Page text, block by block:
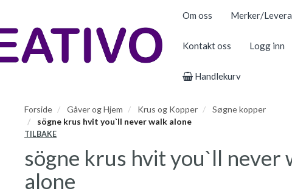
Om oss Merker/
Kontakt oss Logg inn
Handlekurv
Forside Gåver og Hjem Krus og Kopper
Søgne kopper
sögne krus hvit you`ll never walk alone
TILBAKE
sögne krus hvit you`ll never
alone